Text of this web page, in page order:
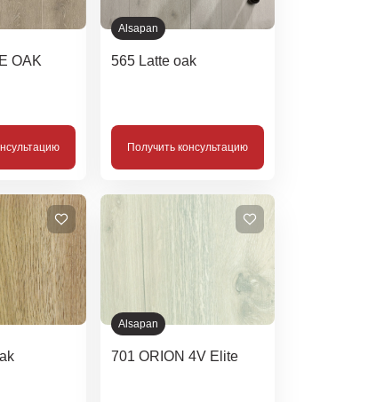
OAK
Alsapan
565 Latte oak
Получить консультацию
Alsapan
701 ORION 4V Elite